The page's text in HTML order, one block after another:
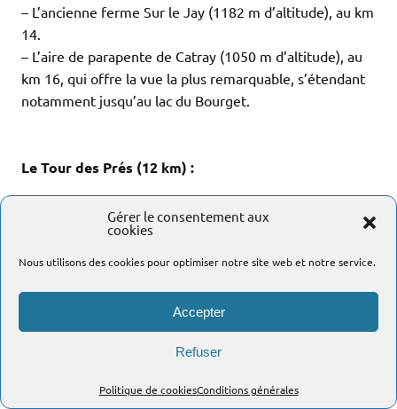
Gérer le consentement aux
cookies
Nous utilisons des cookies pour optimiser notre site web et notre service.
Accepter
Refuser
Politique de cookiesConditions générales
– L’ancienne ferme Sur le Jay (1182 m d’altitude), au km
14.
– L’aire de parapente de Catray (1050 m d’altitude), au
km 16, qui offre la vue la plus remarquable, s’étendant
notamment jusqu’au lac du Bourget.
Le Tour des Prés (12 km) :
Ce trail découverte ne renferme qu’une montée digne
de ce nom : celle de 2 km pour un dénivelé de 240 m, se
les trailers du 22 bornes.
dit Pré la Reine, peu avant le km 8.
La Marche Populaire (12 km) :